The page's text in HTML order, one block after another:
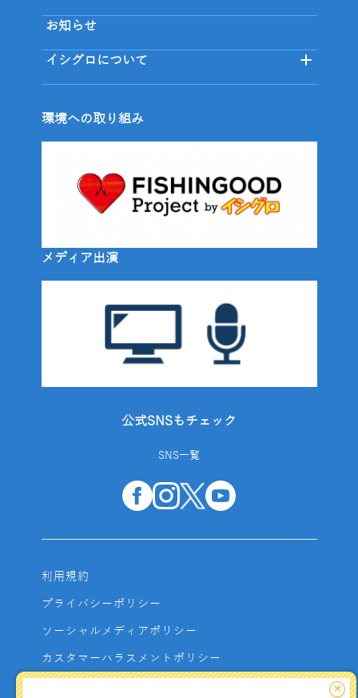
お知らせ
イシグロについて
環境への取り組み
メディア出演
公式SNSもチェック
SNS一覧
利用規約
プライバシーポリシー
ソーシャルメディアポリシー
カスタマーハラスメントポリシー
×